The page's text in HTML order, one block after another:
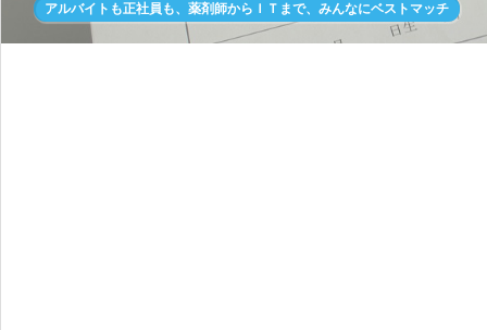
アルバイトも正社員も、薬剤師からＩＴまで、みんなにベストマッチ